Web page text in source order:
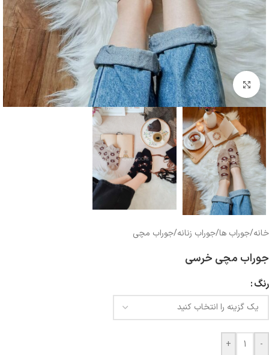
بزرگنمایی تصویر
خانه/جوراب ها/جوراب زنانه/جوراب مچی
جوراب مچی خرسی
رنگ
-
+